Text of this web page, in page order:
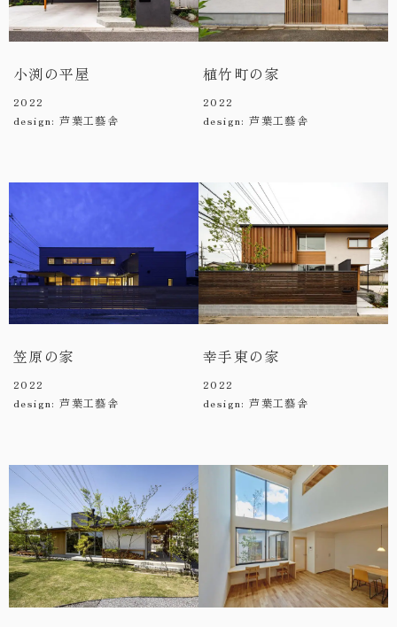
小渕の平屋
2022
design: 芦葉工藝舎
植竹町の家
2022
design: 芦葉工藝舎
笠原の家
2022
design: 芦葉工藝舎
幸手東の家
2022
design: 芦葉工藝舎